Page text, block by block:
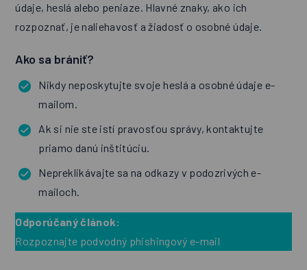
údaje, heslá alebo peniaze. Hlavné znaky, ako ich
rozpoznať, je naliehavosť a žiadosť o osobné údaje.
Ako sa brániť?
Nikdy neposkytujte svoje heslá a osobné údaje e-
mailom.
Ak si nie ste istí pravosťou správy, kontaktujte
priamo danú inštitúciu.
Nepreklikávajte sa na odkazy v podozrivých e-
mailoch.
Odporúčaný článok:
Rozpoznajte podvodný phishingový e-mail